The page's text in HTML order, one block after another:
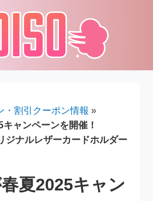
・割引クーポン情報 »
ャンペーンを開催！
ジナルレザーカードホルダー
夏2025キャン